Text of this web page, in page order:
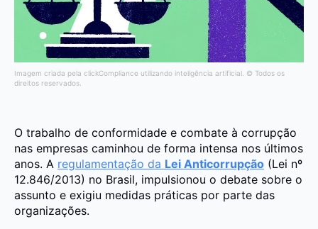
Imagem criada pela clickCompliance utilizando inteligência artificial. © Todos os
direitos reservados.
O trabalho de conformidade e combate à corrupção
nas empresas caminhou de forma intensa nos últimos
anos. A regulamentação da Lei Anticorrupção (Lei nº
12.846/2013) no Brasil, impulsionou o debate sobre o
assunto e exigiu medidas práticas por parte das
organizações.